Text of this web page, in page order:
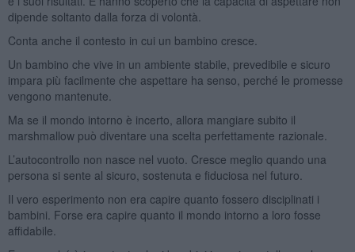
dipende soltanto dalla forza di volontà.
Conta anche il contesto in cui un bambino cresce.
Un bambino che vive in un ambiente stabile, prevedibile e sicuro
impara più facilmente che aspettare ha senso, perché le promesse
vengono mantenute.
Ma se il mondo intorno è incerto, allora mangiare subito il
marshmallow può diventare una scelta perfettamente razionale.
L’autocontrollo non nasce nel vuoto. Cresce meglio quando una
persona si sente al sicuro, sostenuta e fiduciosa nel futuro.
Il vero esperimento non era capire quanto fossero disciplinati i
bambini. Forse era capire quanto il mondo intorno a loro fosse
affidabile.